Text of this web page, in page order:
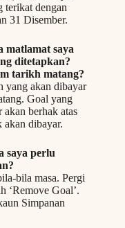
terikat dengan
31 Disember.
matlamat saya
ditetapkan?
tarikh matang?
yang akan dibayar
Goal yang
akan berhak atas
akan dibayar.
saya perlu
bila masa. Pergi
‘Remove Goal’.
Simpanan